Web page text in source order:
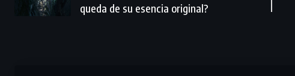
queda de su esencia original?